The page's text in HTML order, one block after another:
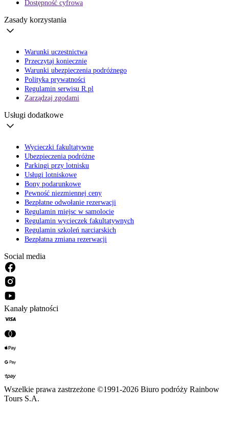
Dostępność cyfrowa
Zasady korzystania
Warunki uczestnictwa
Przeczytaj koniecznie
Warunki ubezpieczenia podróżnego
Polityka prywatności
Regulamin serwisu R.pl
Zarządzaj zgodami
Usługi dodatkowe
Wycieczki fakultatywne
Ubezpieczenia podróżne
Parkingi przy lotnisku
Usługi lotniskowe
Bony podarunkowe
Pewność niezmiennej ceny
Bezpłatne odwołanie rezerwacji
Regulamin miejsc w samolocie
Regulamin wycieczek fakultatywnych
Regulamin szkoleń narciarskich
Bezpłatna zmiana rezerwacji
Social media
Kanały płatności
Wszelkie prawa zastrzeżone ©1991-2026 Biuro podróży Rainbow
Tours S.A.